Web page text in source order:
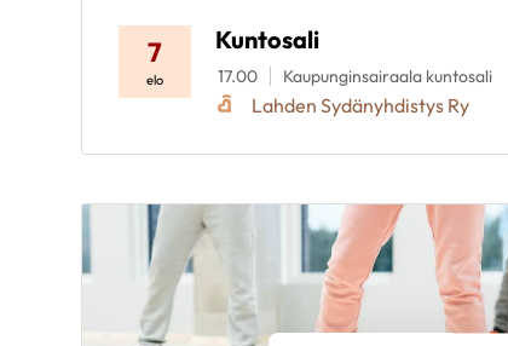
7
elo
Kuntosali
17.00 Kaupunginsairaala kuntosali
Lahden Sydänyhdistys Ry